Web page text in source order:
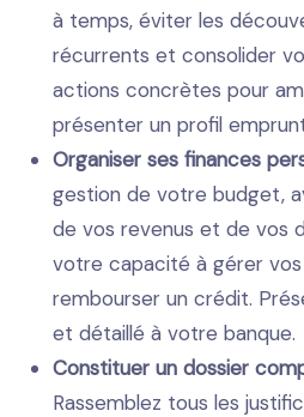
à temps, éviter les
récurrents et consolider
actions concrètes pour
présenter un profil
Organiser ses finances
gestion de votre budget,
de vos revenus et de vos
votre capacité à gérer
rembourser un crédit.
et détaillé à votre banque.
Constituer un dossier
Rassemblez tous les